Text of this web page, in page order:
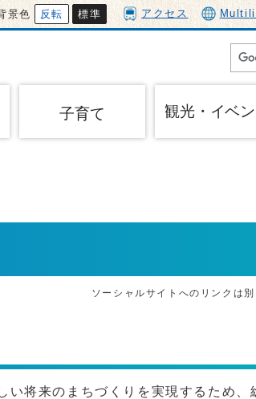
景色 反転 標準 アクセス
子育て 観光・イベン
ソーシャルサイトへのリンクは
将来のまちづくりを実現するため、